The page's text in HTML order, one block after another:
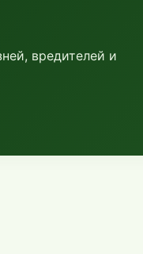
вредителей и